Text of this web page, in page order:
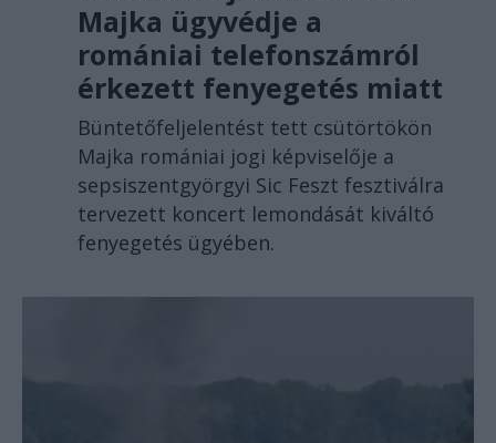
Majka ügyvédje a
romániai telefonszámról
érkezett fenyegetés miatt
Büntetőfeljelentést tett csütörtökön
Majka romániai jogi képviselője a
sepsiszentgyörgyi Sic Feszt fesztiválra
tervezett koncert lemondását kiváltó
fenyegetés ügyében.